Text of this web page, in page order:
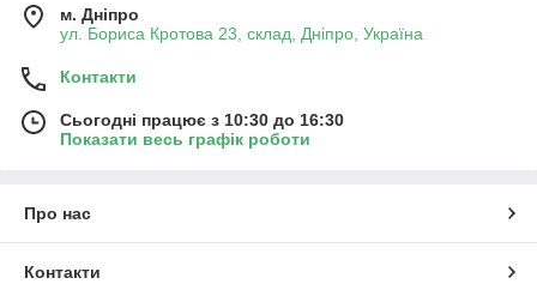
м. Дніпро
ул. Бориса Кротова 23, склад, Дніпро, Україна
Контакти
Сьогодні працює з 10:30 до 16:30
Показати весь графік роботи
Про нас
Контакти